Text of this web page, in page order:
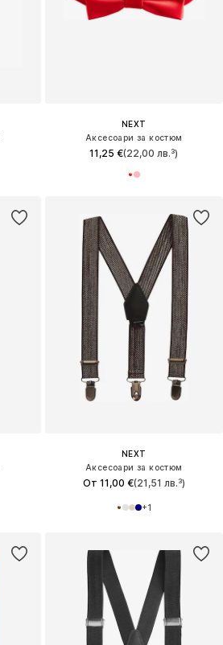
NEXT
Аксесоари за костюм
11,25 €(22,00 лв.³)
NEXT
Аксесоари за костюм
От 11,00 €(21,51 лв.³)
+1